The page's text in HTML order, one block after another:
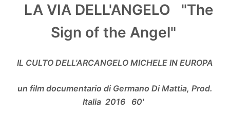
LA VIA DELL'ANGELO "The
Sign of the Angel"
IL CULTO DELL'ARCANGELO MICHELE IN EUROPA
un film documentario di Germano Di Mattia, Prod.
Italia 2016 60'